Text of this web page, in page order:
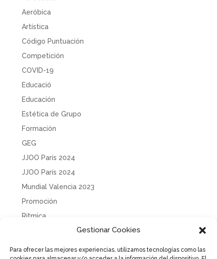
Gestionar Cookies
Para ofrecer las mejores experiencias, utilizamos tecnologías como las
Aeróbica
Artística
Código Puntuación
Competición
COVID-19
Educació
Educación
Estética de Grupo
Formación
GEG
JJOO París 2024
JJOO París 2024
Mundial Valencia 2023
Promoción
Rítmica